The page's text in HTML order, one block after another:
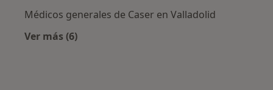
Médicos generales de Caser en Valladolid
Ver más (6)